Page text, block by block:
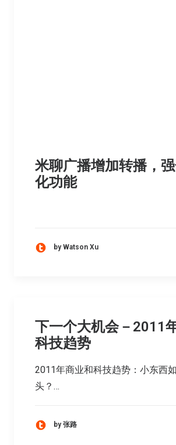
米聊广播增加转播，
化功能
by Watson Xu
下一个大机会－2011
科技趋势
2011年商业和科技趋势：小东西
头？…
by 张路